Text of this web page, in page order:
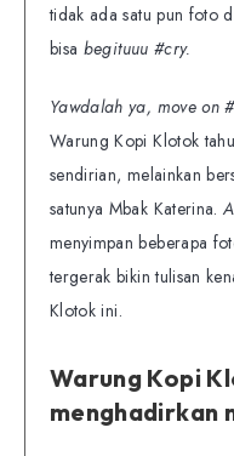
tidak ada satu pun foto
bisa begituuu #cry.
Yawdalah ya, move on
Warung Kopi Klotok
sendirian, melainkan
satunya Mbak Katerina.
menyimpan beberapa
tergerak bikin tulisan
Klotok ini.
Warung Kopi
menghadirkan